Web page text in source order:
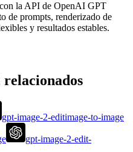
la API de OpenAI GPT
de prompts, renderizado de
y resultados estables.
gpt-image-2-editimage-to-image
gpt-image-2-edit-